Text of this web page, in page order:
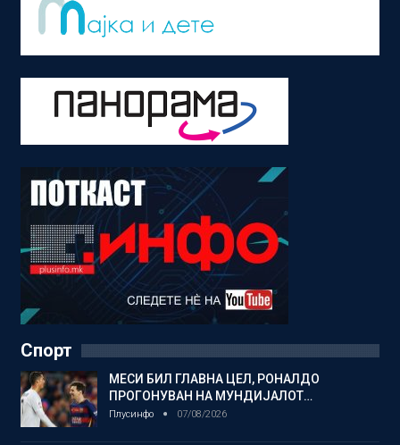
Спорт
МЕСИ БИЛ ГЛАВНА ЦЕЛ, РОНАЛДО
ПРОГОНУВАН НА МУНДИЈАЛОТ…
Плусинфо 07/08/2026